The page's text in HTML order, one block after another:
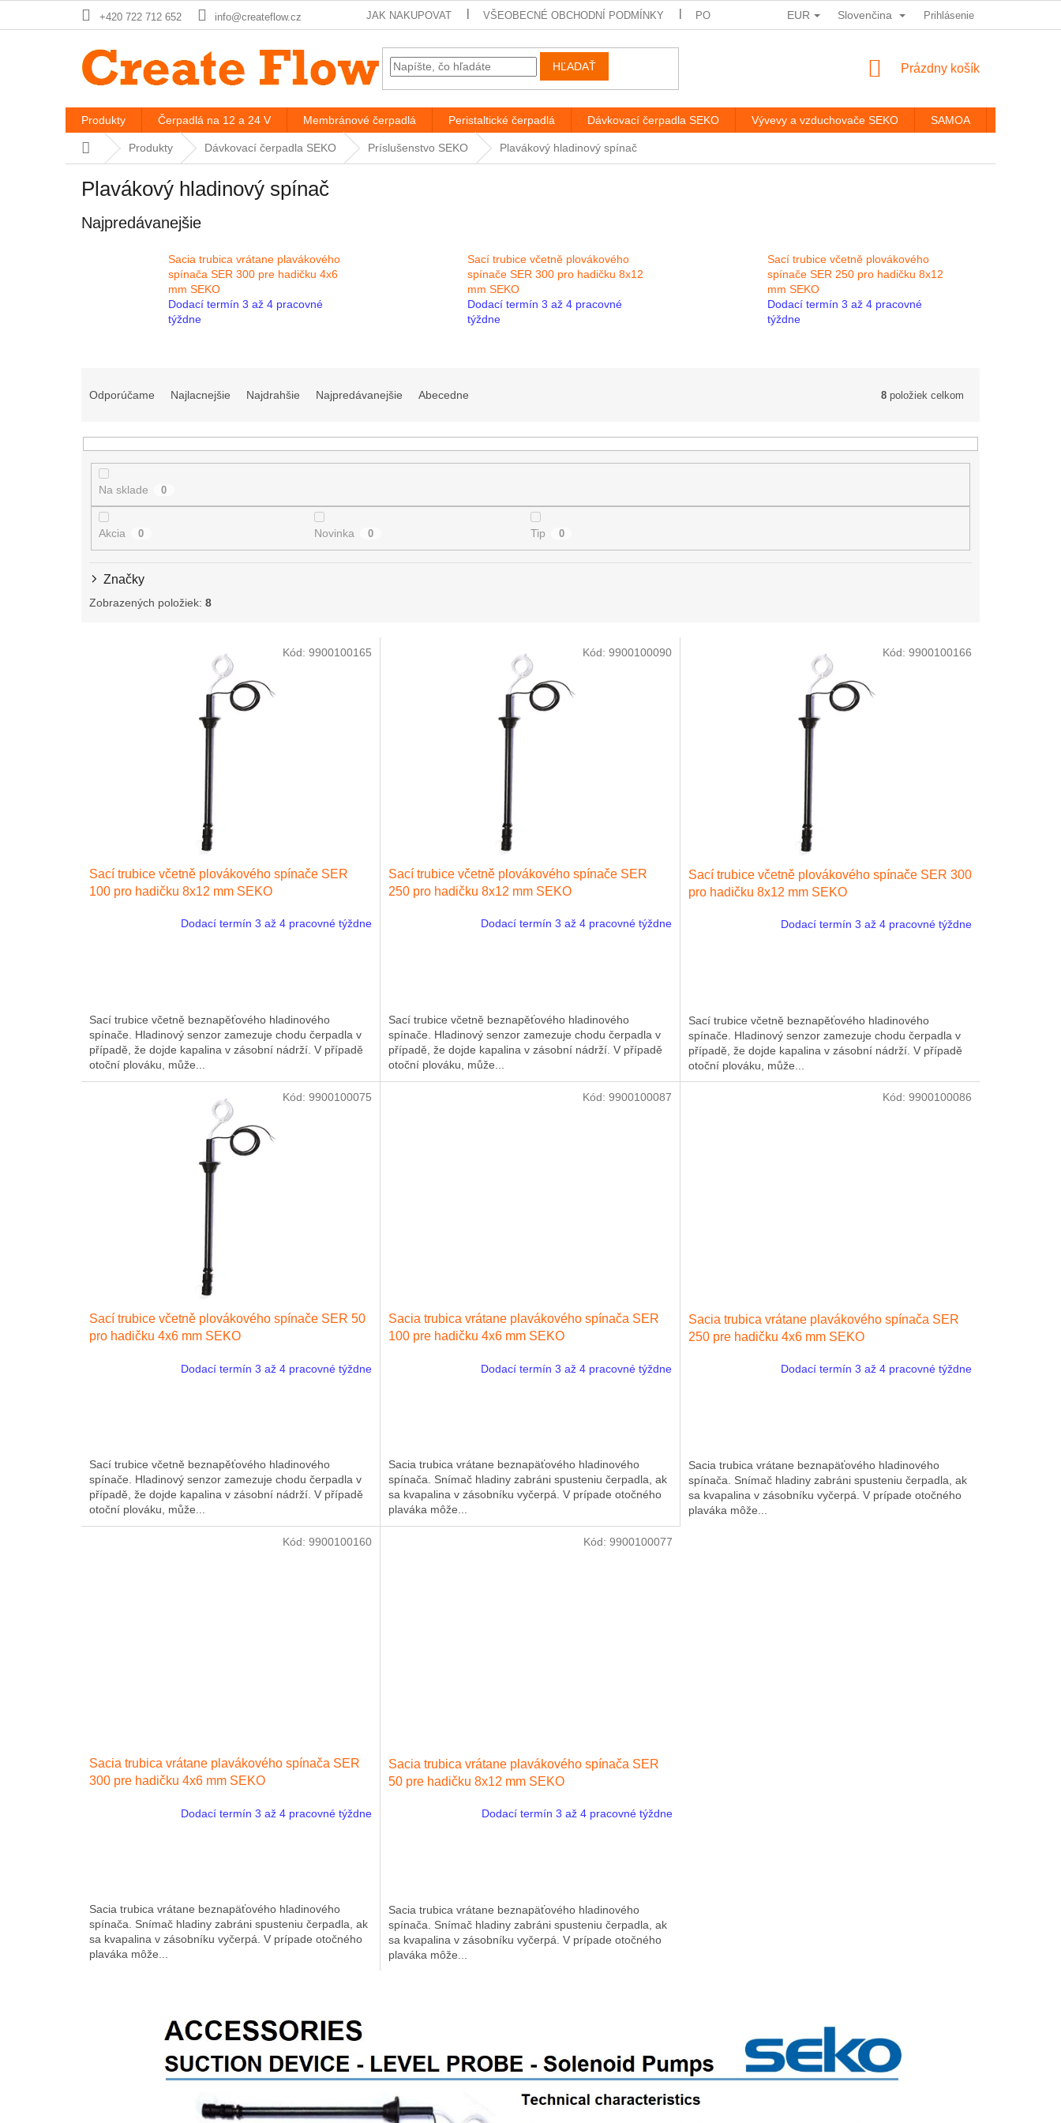
+420 722 712 652 info@createflow.cz JAK NAKUPOVAT VŠEOBECNÉ OBCHODNÍ PODMÍNKY PODMÍNKY OCHRANY OSOBNÍCH ÚDAJŮ HODNOTENIE OBCHODU
EUR Slovenčina Prihlásenie
HĽADAŤ
NÁKUPNÝ
Prázdny košík
Produkty Čerpadlá na 12 a 24 V Membránové čerpadlá Peristaltické čerpadlá Dávkovací čerpadla SEKO Vývevy a vzduchovače SEKO SAMOA
DomovProdukty Dávkovací čerpadla SEKO Príslušenstvo SEKO Plavákový hladinový spínač
Plavákový hladinový spínač
Najpredávanejšie
Sacia trubica vrátane plavákového
spínača SER 300 pre hadičku 4x6
mm SEKO
Dodací termín 3 až 4 pracovné
týždne
Sací trubice včetně plovákového
spínače SER 300 pro hadičku 8x12
mm SEKO
Dodací termín 3 až 4 pracovné
týždne
Sací trubice včetně plovákového
spínače SER 250 pro hadičku 8x12
mm SEKO
Dodací termín 3 až 4 pracovné
týždne
n
Odporúčame Najlacnejšie Najdrahšie Najpredávanejšie Abecedne 8 položiek celkom
Na sklade 0
Akcia 0 Novinka 0 Tip 0
Značky
Zobrazených položiek: 8
Sací trubice včetně plovákového spínače SER
100 pro hadičku 8x12 mm SEKO
Dodací termín 3 až 4 pracovné týždne
Sací trubice včetně beznapěťového hladinového
spínače. Hladinový senzor zamezuje chodu čerpadla v
případě, že dojde kapalina v zásobní nádrží. V případě
otoční plováku, může...
Kód:9900100165
Sací trubice včetně plovákového spínače SER
250 pro hadičku 8x12 mm SEKO
Dodací termín 3 až 4 pracovné týždne
Sací trubice včetně beznapěťového hladinového
spínače. Hladinový senzor zamezuje chodu čerpadla v
případě, že dojde kapalina v zásobní nádrží. V případě
otoční plováku, může...
Kód: 9900100090
Sací trubice včetně plovákového spínače SER 300
pro hadičku 8x12 mm SEKO
Dodací termín 3 až 4 pracovné týždne
Sací trubice včetně beznapěťového hladinového
spínače. Hladinový senzor zamezuje chodu čerpadla v
případě, že dojde kapalina v zásobní nádrží. V případě
otoční plováku, může...
Kód: 9900100166
Sací trubice včetně plovákového spínače SER 50
pro hadičku 4x6 mm SEKO
Dodací termín 3 až 4 pracovné týždne
Sací trubice včetně beznapěťového hladinového
spínače. Hladinový senzor zamezuje chodu čerpadla v
případě, že dojde kapalina v zásobní nádrží. V případě
otoční plováku, může...
Kód:9900100075
Sacia trubica vrátane plavákového spínača SER
100 pre hadičku 4x6 mm SEKO
Dodací termín 3 až 4 pracovné týždne
Sacia trubica vrátane beznapäťového hladinového
spínača. Snímač hladiny zabráni spusteniu čerpadla, ak
sa kvapalina v zásobníku vyčerpá. V prípade otočného
plaváka môže...
Kód: 9900100087
Sacia trubica vrátane plavákového spínača SER
250 pre hadičku 4x6 mm SEKO
Dodací termín 3 až 4 pracovné týždne
Sacia trubica vrátane beznapäťového hladinového
spínača. Snímač hladiny zabráni spusteniu čerpadla, ak
sa kvapalina v zásobníku vyčerpá. V prípade otočného
plaváka môže...
Kód: 9900100086
Sacia trubica vrátane plavákového spínača SER
300 pre hadičku 4x6 mm SEKO
Dodací termín 3 až 4 pracovné týždne
Sacia trubica vrátane beznapäťového hladinového
spínača. Snímač hladiny zabráni spusteniu čerpadla, ak
sa kvapalina v zásobníku vyčerpá. V prípade otočného
plaváka môže...
Kód:9900100160
Sacia trubica vrátane plavákového spínača SER
50 pre hadičku 8x12 mm SEKO
Dodací termín 3 až 4 pracovné týždne
Sacia trubica vrátane beznapäťového hladinového
spínača. Snímač hladiny zabráni spusteniu čerpadla, ak
sa kvapalina v zásobníku vyčerpá. V prípade otočného
plaváka môže...
Kód: 9900100077
a
c
i